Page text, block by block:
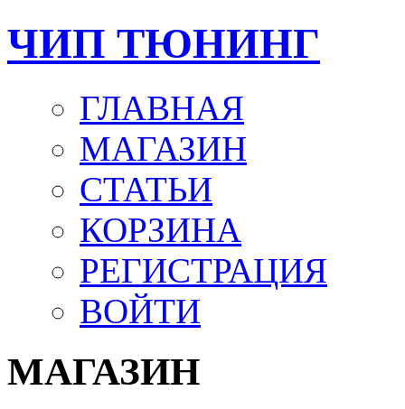
ЧИП ТЮНИНГ
ГЛАВНАЯ
МАГАЗИН
СТАТЬИ
КОРЗИНА
РЕГИСТРАЦИЯ
ВОЙТИ
МАГАЗИН